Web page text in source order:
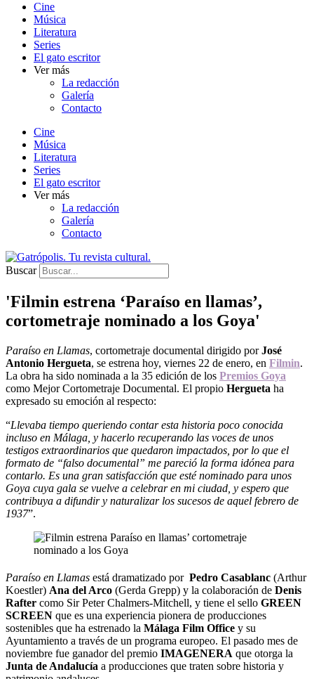
Cine
Música
Literatura
Series
El gato escritor
Ver más
La redacción
Galería
Contacto
Cine
Música
Literatura
Series
El gato escritor
Ver más
La redacción
Galería
Contacto
Buscar
'Filmin estrena ‘Paraíso en llamas’,
cortometraje nominado a los Goya'
Paraíso en Llamas, cortometraje documental dirigido porJosé
Antonio Hergueta, se estrena hoy, viernes 22 de enero, en Filmin.
La obra ha sido nominada a la 35 edición de los Premios Goya
como Mejor Cortometraje Documental. El propio Hergueta ha
expresado su emoción al respecto:
“Llevaba tiempo queriendo contar esta historia poco conocida
incluso en Málaga, y hacerlo recuperando las voces de unos
testigos extraordinarios que quedaron impactados, por lo que el
formato de “falso documental” me pareció la forma idónea para
contarlo. Es una gran satisfacción que esté nominado para unos
Goya cuya gala se vuelve a celebrar en mi ciudad, y espero que
contribuya a difundir y naturalizar los sucesos de aquel febrero de
1937”.
Paraíso en Llamas está dramatizado por Pedro Casablanc (Arthur
Koestler) Ana del Arco (Gerda Grepp) y la colaboración de Denis
Rafter como Sir Peter Chalmers-Mitchell, y tiene el sello GREEN
SCREEN que es una experiencia pionera de producciones
sostenibles que ha estrenado la Málaga Film Office y su
Ayuntamiento a través de un programa europeo. El pasado mes de
noviembre fue ganador del premio IMAGENERA que otorga la
Junta de Andalucía a producciones que traten sobre historia y